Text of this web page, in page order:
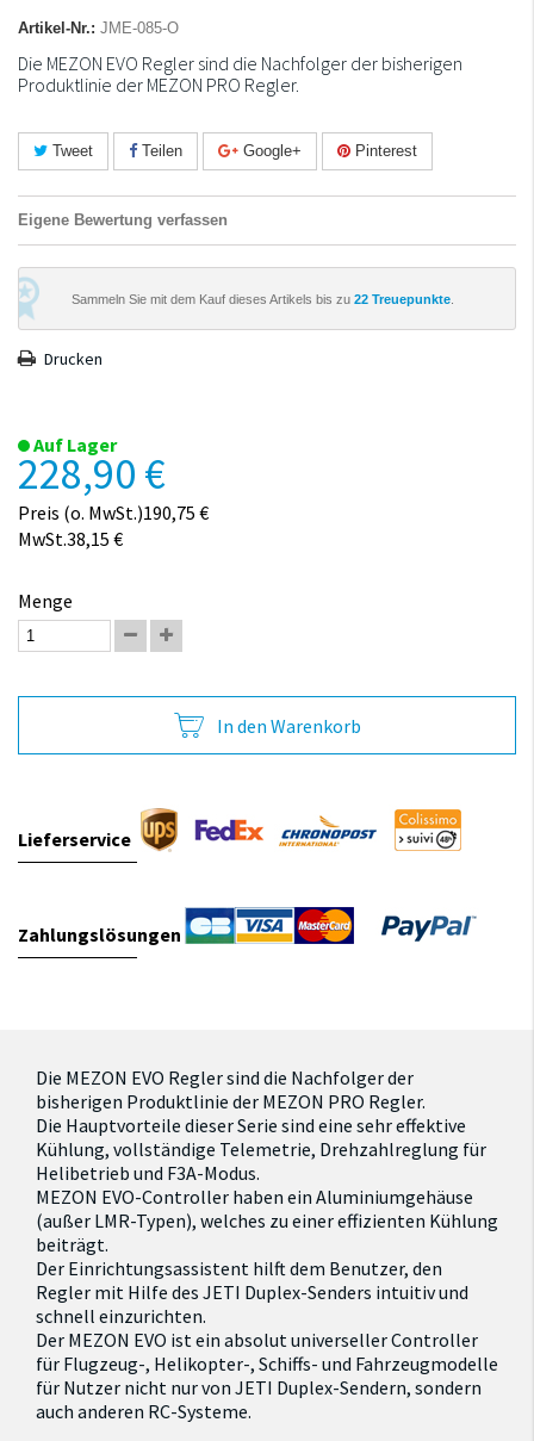
Artikel-Nr.: JME-085-O
Die MEZON EVO Regler sind die Nachfolger der bisherigen
Produktlinie der MEZON PRO Regler.
Tweet Teilen Google+ Pinterest
Eigene Bewertung verfassen
Sammeln Sie mit dem Kauf dieses Artikels bis zu 22 Treuepunkte
Drucken
Auf Lager
228,90 €
Preis (o. MwSt.)190,75 €
MwSt.38,15 €
Menge
In den Warenkorb
Lieferservice
Zahlungslösungen
Die MEZON EVO Regler sind die Nachfolger der
bisherigen Produktlinie der MEZON PRO Regler.
Die Hauptvorteile dieser Serie sind eine sehr effektive
Kühlung, vollständige Telemetrie, Drehzahlreglung für
Helibetrieb und F3A-Modus.
MEZON EVO-Controller haben ein Aluminiumgehäuse
(außer LMR-Typen), welches zu einer effizienten Kühlung
beiträgt.
Der Einrichtungsassistent hilft dem Benutzer, den
Regler mit Hilfe des JETI Duplex-Senders intuitiv und
schnell einzurichten.
Der MEZON EVO ist ein absolut universeller Controller
für Flugzeug-, Helikopter-, Schiffs- und Fahrzeugmodelle
für Nutzer nicht nur von JETI Duplex-Sendern, sondern
auch anderen RC-Systeme.